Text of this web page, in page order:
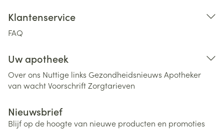
Klantenservice
FAQ
Uw apotheek
Over ons Nuttige links Gezondheidsnieuws Apotheker
van wachtVoorschriftZorgtarieven
Nieuwsbrief
Blijf op de hoogte van nieuwe producten en promoties